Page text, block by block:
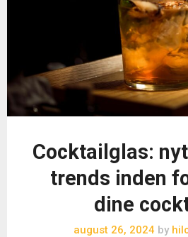
Cocktailglas:
trends inden
dine
august 26, 2024 by